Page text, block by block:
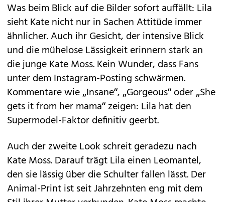
Was beim Blick auf die Bilder sofort auffällt: Lila
sieht Kate nicht nur in Sachen Attitüde immer
ähnlicher. Auch ihr Gesicht, der intensive Blick
und die mühelose Lässigkeit erinnern stark an
die junge Kate Moss. Kein Wunder, dass Fans
unter dem Instagram-Posting schwärmen.
Kommentare wie „Insane“, „Gorgeous“ oder „She
gets it from her mama“ zeigen: Lila hat den
Supermodel-Faktor definitiv geerbt.
Auch der zweite Look schreit geradezu nach
Kate Moss. Darauf trägt Lila einen Leomantel,
den sie lässig über die Schulter fallen lässt. Der
Animal-Print ist seit Jahrzehnten eng mit dem